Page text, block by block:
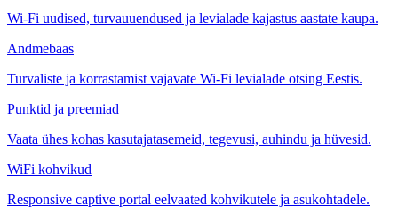
Wi-Fi uudised, turvauuendused ja levialade kajastus aastate kaupa.
Andmebaas
Turvaliste ja korrastamist vajavate Wi-Fi levialade otsing Eestis.
Punktid ja preemiad
Vaata ühes kohas kasutajatasemeid, tegevusi, auhindu ja hüvesid.
WiFi kohvikud
Responsive captive portal eelvaated kohvikutele ja asukohtadele.